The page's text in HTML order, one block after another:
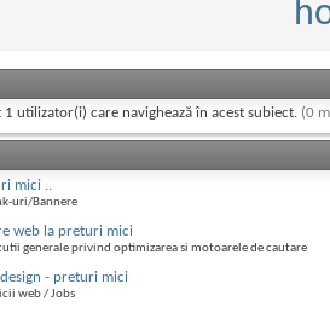
utilizator(i) care navighează în acest subiect. (0
mici ..
uri/Bannere
web la preturi mici
generale privind optimizarea si motoarele de cautare
- preturi mici
web / Jobs